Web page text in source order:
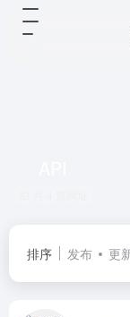
排序 发布 更